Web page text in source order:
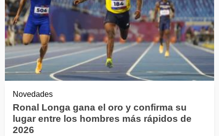
Novedades
Ronal Longa gana el oro y confirma su
lugar entre los hombres más rápidos de
2026